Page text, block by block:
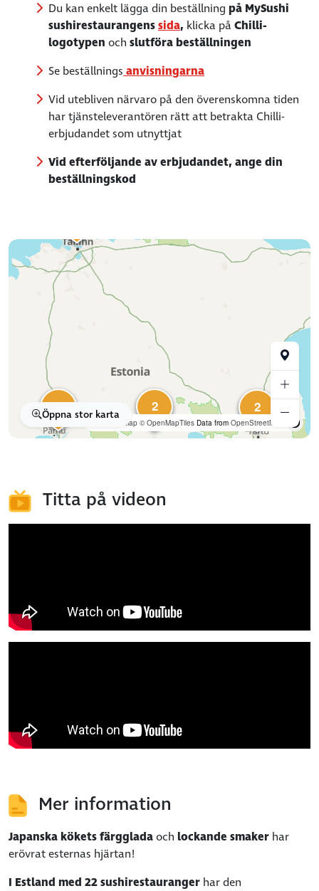
Du kan enkelt lägga din beställning på MySushi
sushirestaurangenssida, klicka på Chilli-
logotypen och slutföra beställningen
Se beställnings anvisningarna
Vid utebliven närvaro på den överenskomna tiden
har tjänsteleverantören rätt att betrakta Chilli-
erbjudandet som utnyttjat
Vid efterföljande av erbjudandet, ange din
beställningskod
2
2 2
OpenFreeMap © OpenMapTiles Data from OpenStreetMap
Öppna stor karta
Titta på videon
Mer information
Japanska kökets färggladaoch lockande smaker har
erövrat esternas hjärtan!
I Estland med 22 sushirestauranger har den